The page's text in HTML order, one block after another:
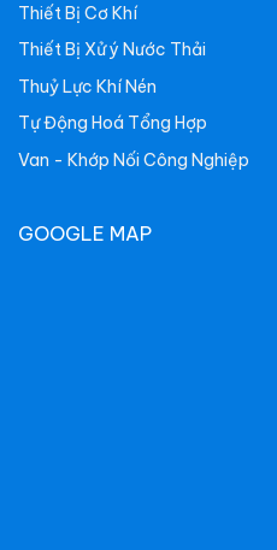
Thiết Bị Cơ Khí
Thiết Bị Xử ý Nước Thải
Thuỷ Lực Khí Nén
Tự Động Hoá Tổng Hợp
Van - Khớp Nối Công Nghiệp
GOOGLE MAP